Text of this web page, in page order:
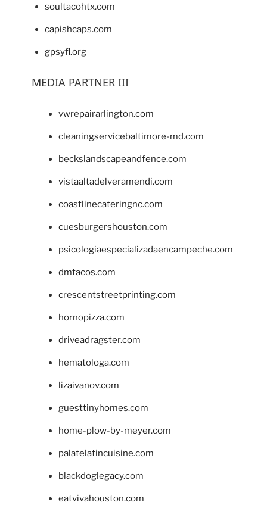
soultacohtx.com
capishcaps.com
gpsyfl.org
MEDIA PARTNER III
vwrepairarlington.com
cleaningservicebaltimore-md.com
beckslandscapeandfence.com
vistaaltadelveramendi.com
coastlinecateringnc.com
cuesburgershouston.com
psicologiaespecializadaencampeche.com
dmtacos.com
crescentstreetprinting.com
hornopizza.com
driveadragster.com
hematologa.com
lizaivanov.com
guesttinyhomes.com
home-plow-by-meyer.com
palatelatincuisine.com
blackdoglegacy.com
eatvivahouston.com